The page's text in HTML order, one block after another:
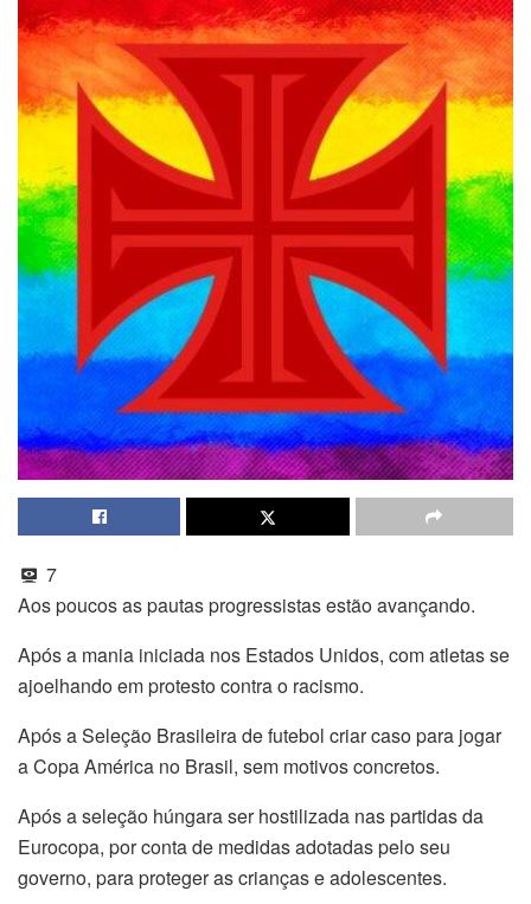
7
Aos poucos as pautas progressistas estão avançando.
Após a mania iniciada nos Estados Unidos, com atletas se
ajoelhando em protesto contra o racismo.
Após a Seleção Brasileira de futebol criar caso para jogar
a Copa América no Brasil, sem motivos concretos.
Após a seleção húngara ser hostilizada nas partidas da
Eurocopa, por conta de medidas adotadas pelo seu
governo, para proteger as crianças e adolescentes.